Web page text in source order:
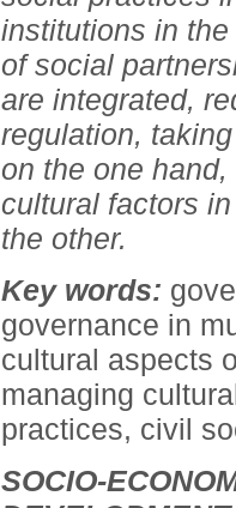
institutions in
of social
are integrated,
regulation,
on the one
cultural factors
the other.
Key words:
governance in
cultural aspects
managing
practices, civil
SOCIO-